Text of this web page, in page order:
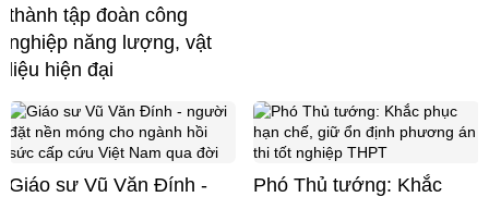
thành tập đoàn công
nghiệp năng lượng, vật
liệu hiện đại
Giáo sư Vũ Văn Đính -
Phó Thủ tướng: Khắc